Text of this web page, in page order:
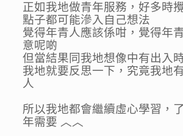
正如我地做青年服務，好多時
點子都可能滲入自己想法
覺得年青人應該係咁，覺得年
意呢啲
但當結果同我地想像中有出入
我地就要反思一下，究竟我地
人
所以我地都會繼續虛心學習，
年需要 ︿︿